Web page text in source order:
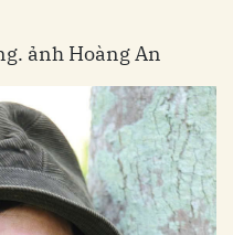
ảnh Hoàng An